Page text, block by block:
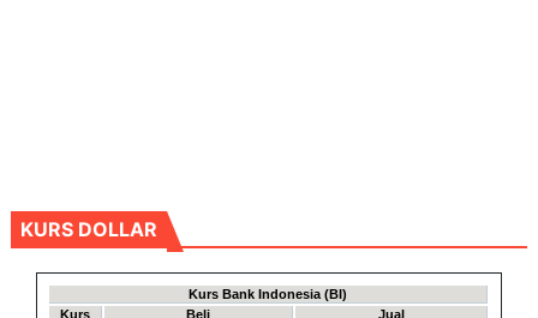
KURS DOLLAR